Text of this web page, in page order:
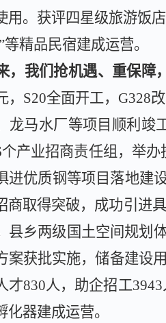
。 获评四星级旅游饭店
”等精品民宿建成运营。
，我们抢机遇、重保障
， S20全面开工， G328
龙马水厂等项目顺利竣
个产业招商责任组，举办
进优质钢等项目落地建设
商取得突破，成功引进
县乡两级国土空间规划
案获批实施，储备建设
才830人，助企招工3943
化器建成运营。